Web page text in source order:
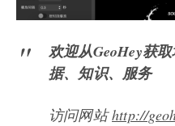
欢迎从GeoHey获
据、知识、服务
访问网站http://